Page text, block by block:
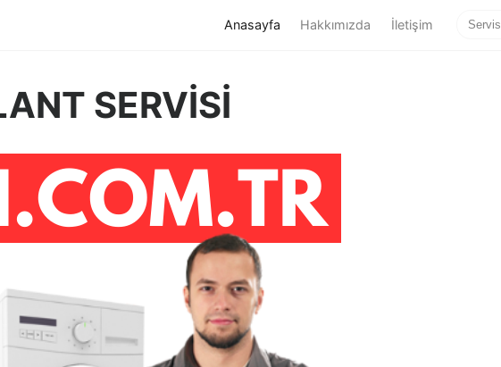
Anasayfa (current)
Hakkımızda İletişim
SERVİSİ